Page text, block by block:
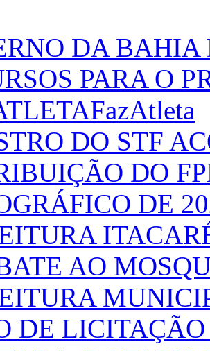
DA
PARA O
DO STF
DO
DE
AO
DE LICITAÇÃO